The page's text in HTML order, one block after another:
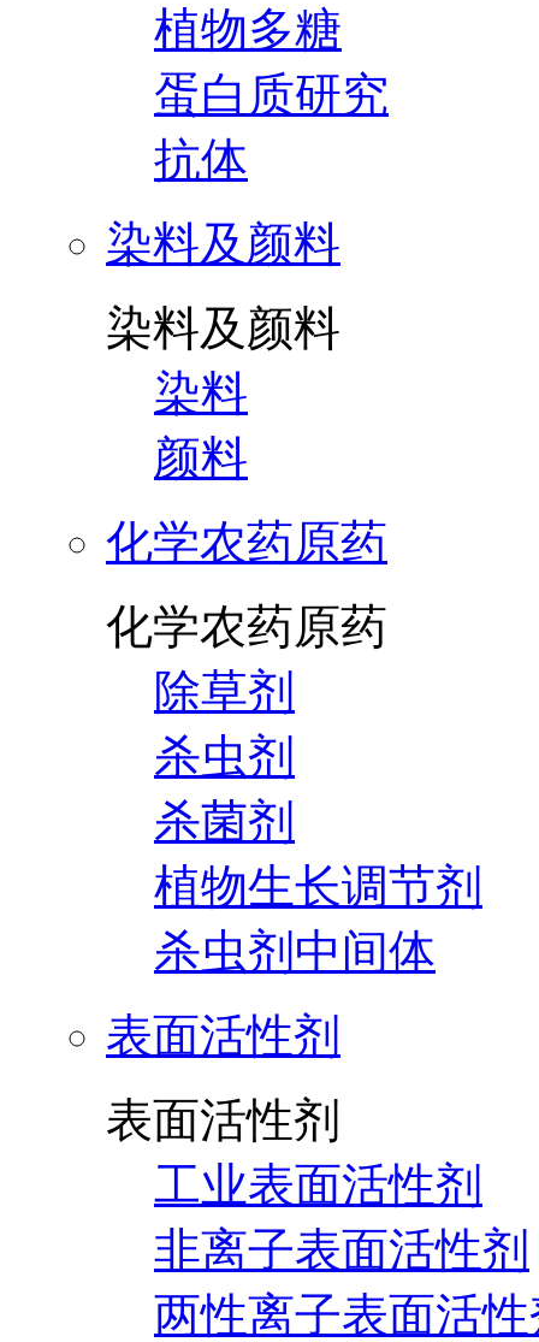
植物多糖
蛋白质研究
抗体
染料及颜料
染料及颜料
染料
颜料
化学农药原药
化学农药原药
除草剂
杀虫剂
杀菌剂
植物生长调节剂
杀虫剂中间体
表面活性剂
表面活性剂
工业表面活性剂
非离子表面活性剂
两性离子表面活